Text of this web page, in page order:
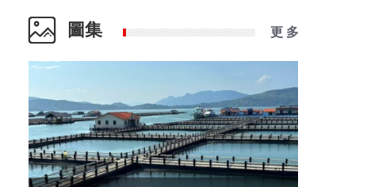
圖集 更 多